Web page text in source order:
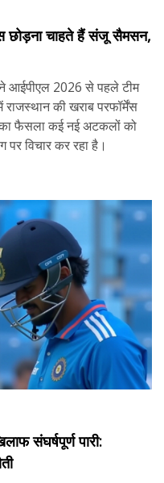
छोड़ना चाहते हैं संजू सैमसन,
आईपीएल 2026 से पहले टीम
की खराब परफॉर्मेंस
फैसला कई नई अटकलों को
विचार कर रहा है।
संघर्षपूर्ण पारी: